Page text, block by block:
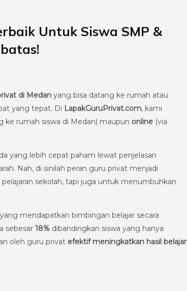
Untuk Siswa SMP &
di Medan yang bisa datang ke rumah atau
yang tepat. Di LapakGuruPrivat.com, kami
ke rumah siswa di Medan) maupun online (via
yang lebih cepat paham lewat penjelasan
Nah, di sinilah peran guru privat menjadi
sekolah, tapi juga untuk menumbuhkan
yang mendapatkan bimbingan belajar secara
sebesar 18% dibandingkan siswa yang hanya
oleh guru privat efektif meningkatkan hasil belajar